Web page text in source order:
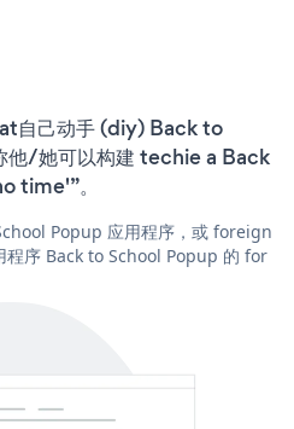
自己动手 (diy) Back to
他/她可以构建 techie a Back
time'”。
Popup 应用程序，或 foreign
序 Back to School Popup 的 for